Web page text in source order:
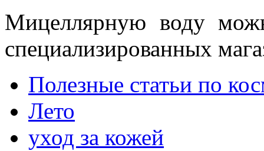
Мицеллярную воду
специализированных
Полезные статьи по
Лето
уход за кожей